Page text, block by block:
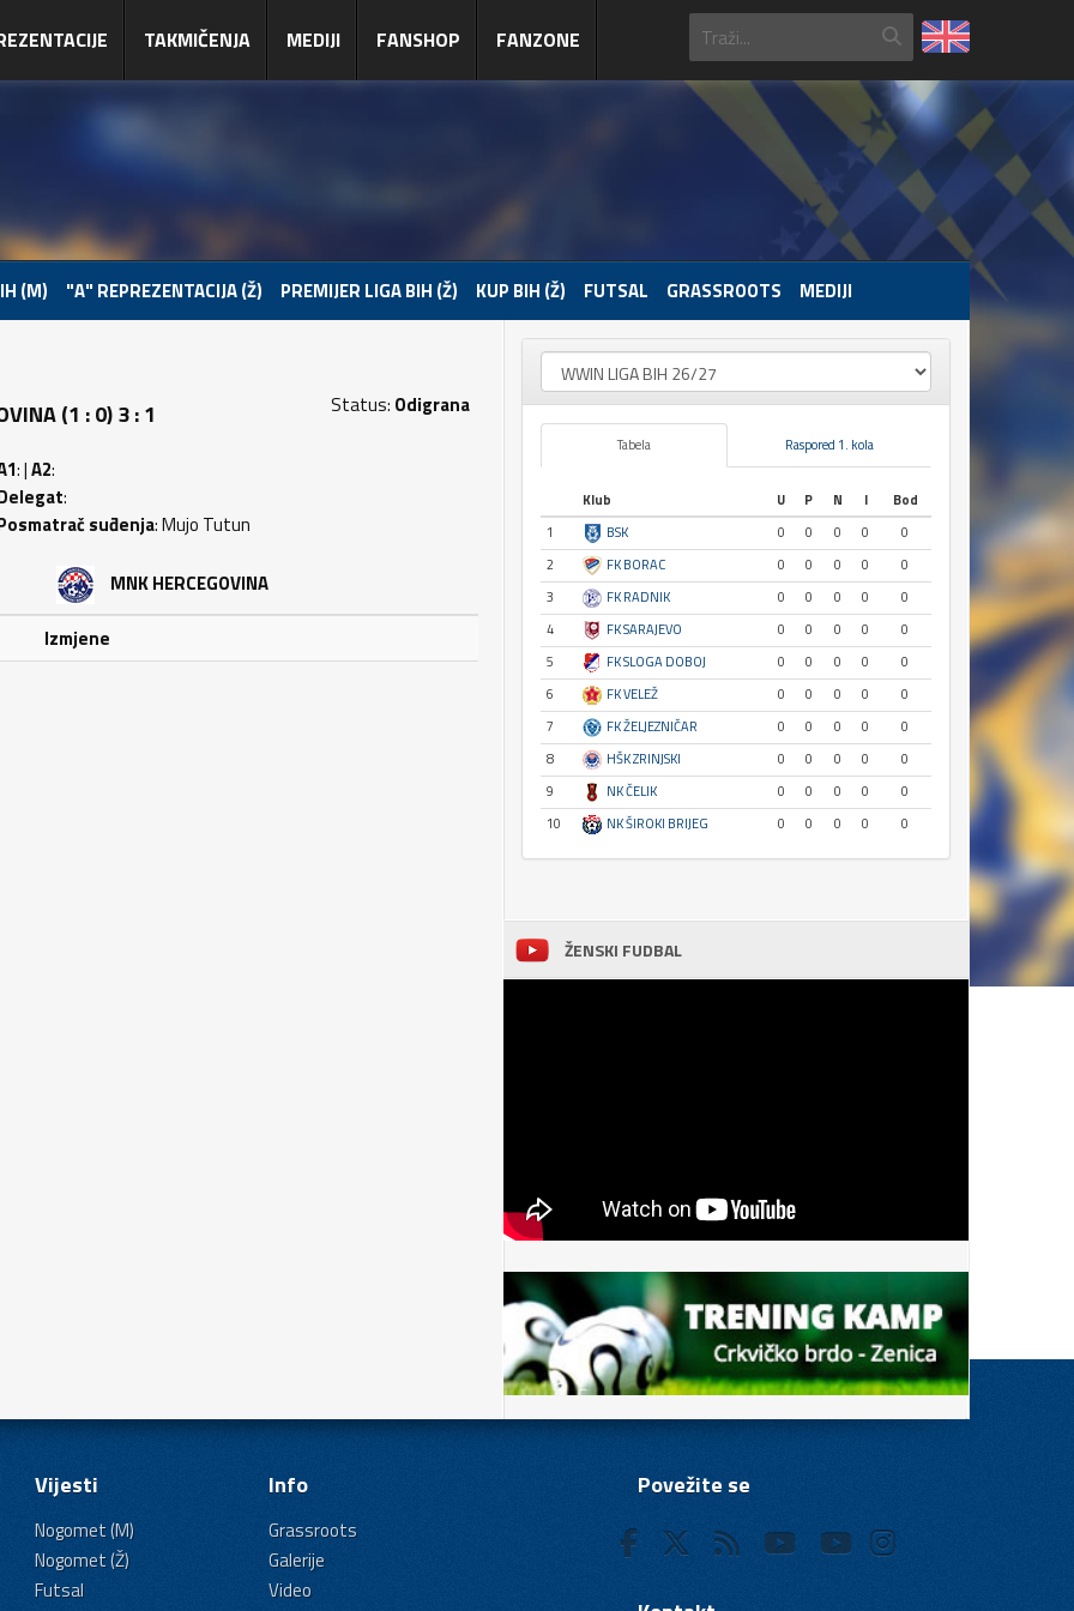
TAKMIČENJA MEDIJI FANSHOP FANZONE
(M) "A" REPREZENTACIJA (Ž) PREMIJER LIGA BIH (Ž) KUP BIH (Ž) FUTSAL GRASSROOTS MEDIJI
(1 : 0) 3 : 1 Status: Odigrana
: |A2:
:
suđenja: Mujo Tutun
MNK HERCEGOVINA
Izmjene
Tabela Raspored 1. kola
Klub U P N I
Bod
1
BSK 0 0 0 0
0
2
FK BORAC 0 0 0 0
0
3
FK RADNIK 0 0 0 0
0
4
FK SARAJEVO 0 0 0 0
0
5
FK SLOGA DOBOJ 0 0 0 0
0
6
FK VELEŽ 0 0 0 0
0
7
FK ŽELJEZNIČAR 0 0 0 0
0
8
HŠK ZRINJSKI 0 0 0 0
0
9
NK ČELIK 0 0 0 0
0
10
NK ŠIROKI BRIJEG 0 0 0 0 0
ŽENSKI FUDBAL
Vijesti
Nogomet (M)
Nogomet (Ž)
Futsal
Info
Grassroots
Galerije
Video
Povežite se